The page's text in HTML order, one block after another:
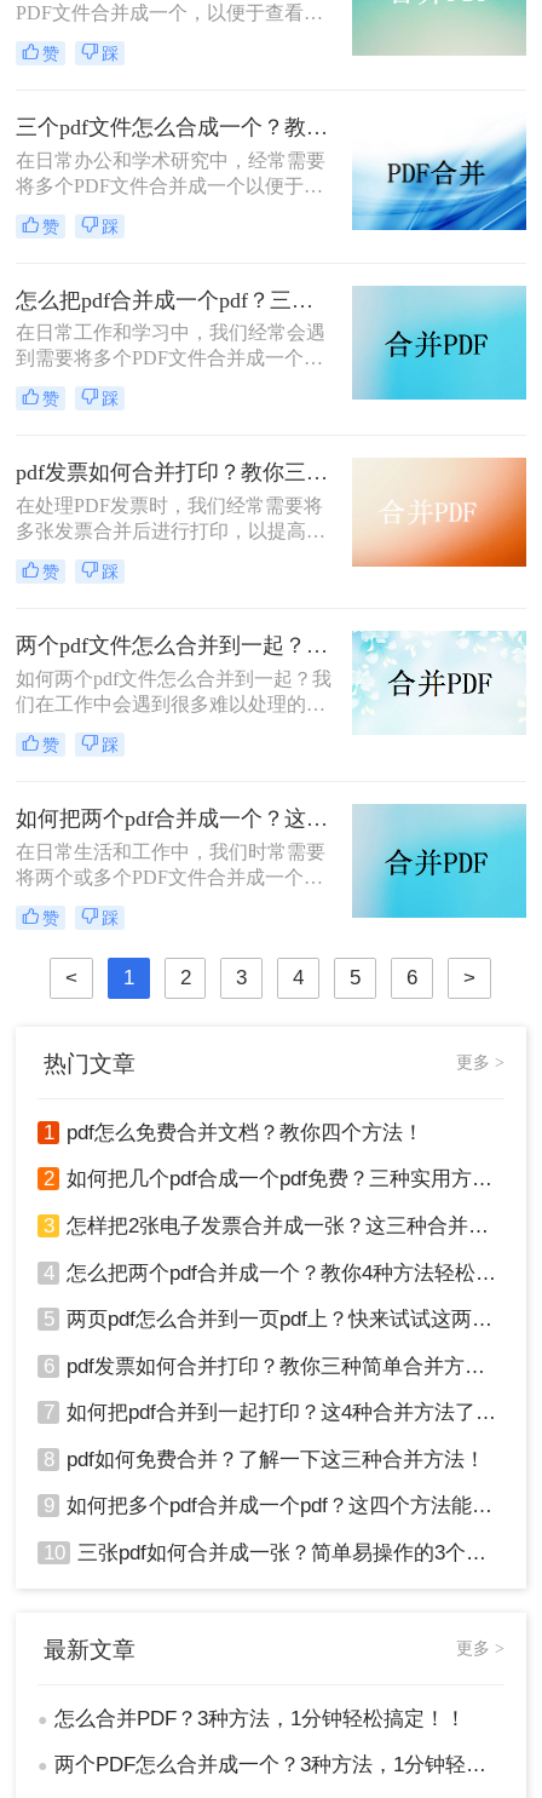
PDF文件合并成一个，以便于查看、
传输和存档。那么怎么把多个pdf文件
合并成一个呢？本文将介绍两种常用
PDF合并任务。
赞 踩
三个pdf文件怎么合成一个？教你4种大家都在用方法！
在日常办公和学术研究中，经常需要
将多个PDF文件合并成一个以便于管
理和分享。那么三个pdf文件怎么合成
一个呢？本文将介绍四种将三个PDF
赞 踩
怎么把pdf合并成一个pdf？三种方法教你快速合并pdf！
在日常工作和学习中，我们经常会遇
到需要将多个PDF文件合并成一个文
件的需求。无论是为了整理资料、简
化分享流程，还是为了更方便地阅读
的功能。那么怎么把pdf合并成一个
pdf呢？以下将详细介绍几种常用的
PDF合并方法，帮助您轻松实现这一
目标。
赞 踩
pdf发票如何合并打印？教你三种简单合并方法！
在处理PDF发票时，我们经常需要将
多张发票合并后进行打印，以提高工
作效率和节省纸张。那么PDF发票如
何合并打印呢？以下将介绍三种合并
轻松应对这一需求。
赞 踩
两个pdf文件怎么合并到一起？大家来试试这3种方法吧！
如何两个pdf文件怎么合并到一起？我
们在工作中会遇到很多难以处理的文
件，比如PDF文件，特别是多个PDF
文件合并成一个PDF文件。事实上，
互联网上找到相关的方法。最后，我
们不能达到我们理想的预期。让我们
来看看pdf合并的方法。
赞 踩
如何把两个pdf合并成一个？这4种合并方法很好用！
在日常生活和工作中，我们时常需要
将两个或多个PDF文件合并成一个，
以便于管理、查阅和分享。那么如何
把两个pdf合并成一个呢？本文将介绍
三种常用的PDF合并方法。
赞 踩
< 1 2 3 4 5 6 >
热门文章 更多 >
1 pdf怎么免费合并文档？教你四个方法！
2 如何把几个pdf合成一个pdf免费？三种实用方法分享！
3 怎样把2张电子发票合并成一张？这三种合并方法学习一下!
4 怎么把两个pdf合并成一个？教你4种方法轻松完成合并！
5 两页pdf怎么合并到一页pdf上？快来试试这两种方法吧！
6 pdf发票如何合并打印？教你三种简单合并方法！
7 如何把pdf合并到一起打印？这4种合并方法了解一下！
8 pdf如何免费合并？了解一下这三种合并方法！
9 如何把多个pdf合并成一个pdf？这四个方法能帮助大家！
10 三张pdf如何合并成一张？简单易操作的3个方法！
最新文章 更多 >
● 怎么合并PDF？3种方法，1分钟轻松搞定！！
● 两个PDF怎么合并成一个？3种方法，1分钟轻松搞定！